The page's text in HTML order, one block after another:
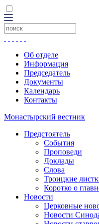
Об отделе
Информация
Председатель
Документы
Календарь
Контакты
Монастырский вестник
Предстоятель
События
Проповеди
Доклады
Слова
Троицкие
Коротко о
Новости
Церковные
Новости